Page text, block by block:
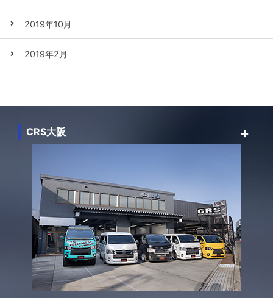
2019年10月
2019年2月
CRS大阪